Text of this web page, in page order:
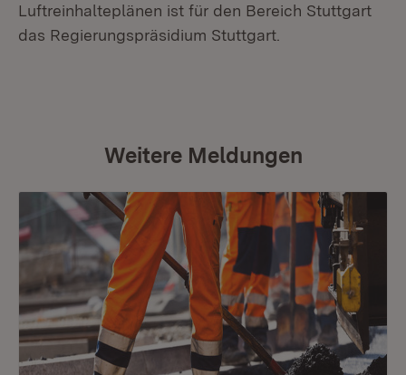
Luftreinhalteplänen ist für den Bereich Stuttgart
das Regierungspräsidium Stuttgart.
Weitere Meldungen